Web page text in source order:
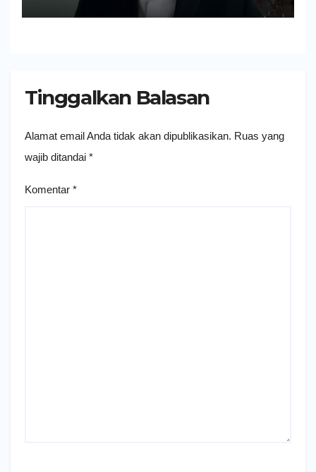
Tinggalkan Balasan
Alamat email Anda tidak akan dipublikasikan. Ruas yang
wajib ditandai *
Komentar *